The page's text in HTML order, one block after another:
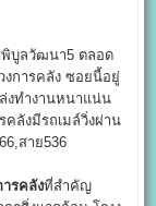
พิบูลวัฒนา5 ตลอด
การคลัง ซอยนี้อยู่
งทำงานหนาแน่น
ลังมีรถเมล์วิ่งผ่าน
สาย536
รคลังที่สำคัญ